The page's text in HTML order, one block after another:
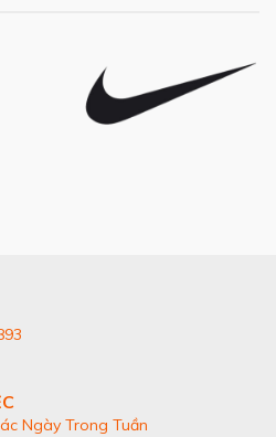
Ngày Trong Tuần